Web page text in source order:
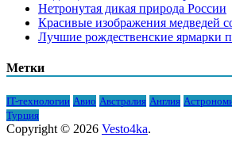
Нетронутая дикая природа России
Красивые изображения медведей
Лучшие рождественские ярмарки
Метки
IT-технологии Авио Австралия Англия
Турция
Copyright © 2026 Vesto4ka.